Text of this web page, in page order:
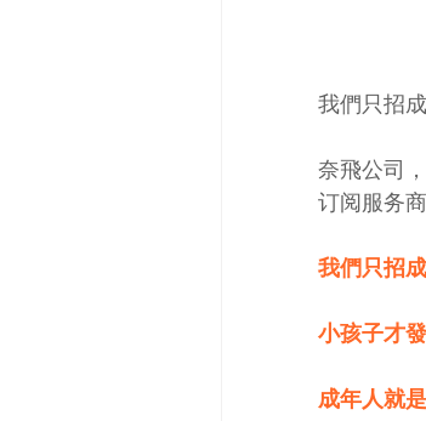
我們只招
奈飛公司
订阅服务商
我們只招
小孩子才
成年人就